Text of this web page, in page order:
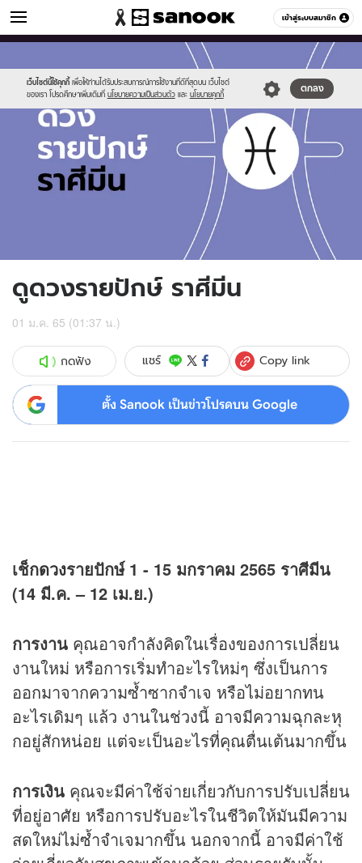
เข้าสู่ระบบสมาชิก
ดูดวง หมวดอื่นๆ
เว็บไซต์นี้ใช้คุกกี้ เพื่อให้ท่านได้รับประสบการณ์การใช้งานที่ดีที่สุดบน เว็บไซต์
ของเรา โปรดศึกษาเพิ่มเติมที่ นโยบายความเป็นส่วนตัว และ นโยบายคุกกี้
ตกลง
new-
sanook.png
//s.isanook.com/ho/0/ud/fxd/fortnightly/fortnightly-
pisces.jpg
ดูดวงรายปักษ์ ราศีมีน
01 ม.ค. 65 (01:37 น.)
กดฟัง แชร์ Copy link
ตั้ง Sanook เป็นข่าวโปรดบน Google
เช็กดวงรายปักษ์ 1 - 15 มกราคม 2565 ราศีมีน
(14 มี.ค. – 12 เม.ย.)
การงาน คุณอาจกำลังคิดในเรื่องของการเปลี่ยน
งานใหม่ หรือการเริ่มทำอะไรใหม่ๆ ซึ่งเป็นการ
ออกมาจากความซ้ำซากจำเจ หรือไม่อยากทน
อะไรเดิมๆ แล้ว งานในช่วงนี้ อาจมีความฉุกละหุ
กอยู่สักหน่อย แต่จะเป็นอะไรที่คุณตื่นเต้นมากขึ้น
การเงิน คุณจะมีค่าใช้จ่ายเกี่ยวกับการปรับเปลี่ยน
ที่อยู่อาศัย หรือการปรับอะไรในชีวิตให้มันมีความ
สดใหม่ไม่ซ้ำจำเจมากขึ้น นอกจากนี้ อาจมีค่าใช้